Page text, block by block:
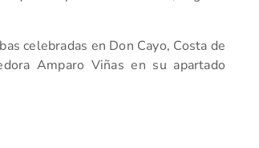
celebradas en Don Cayo, Costa de
Amparo Viñas en su apartado